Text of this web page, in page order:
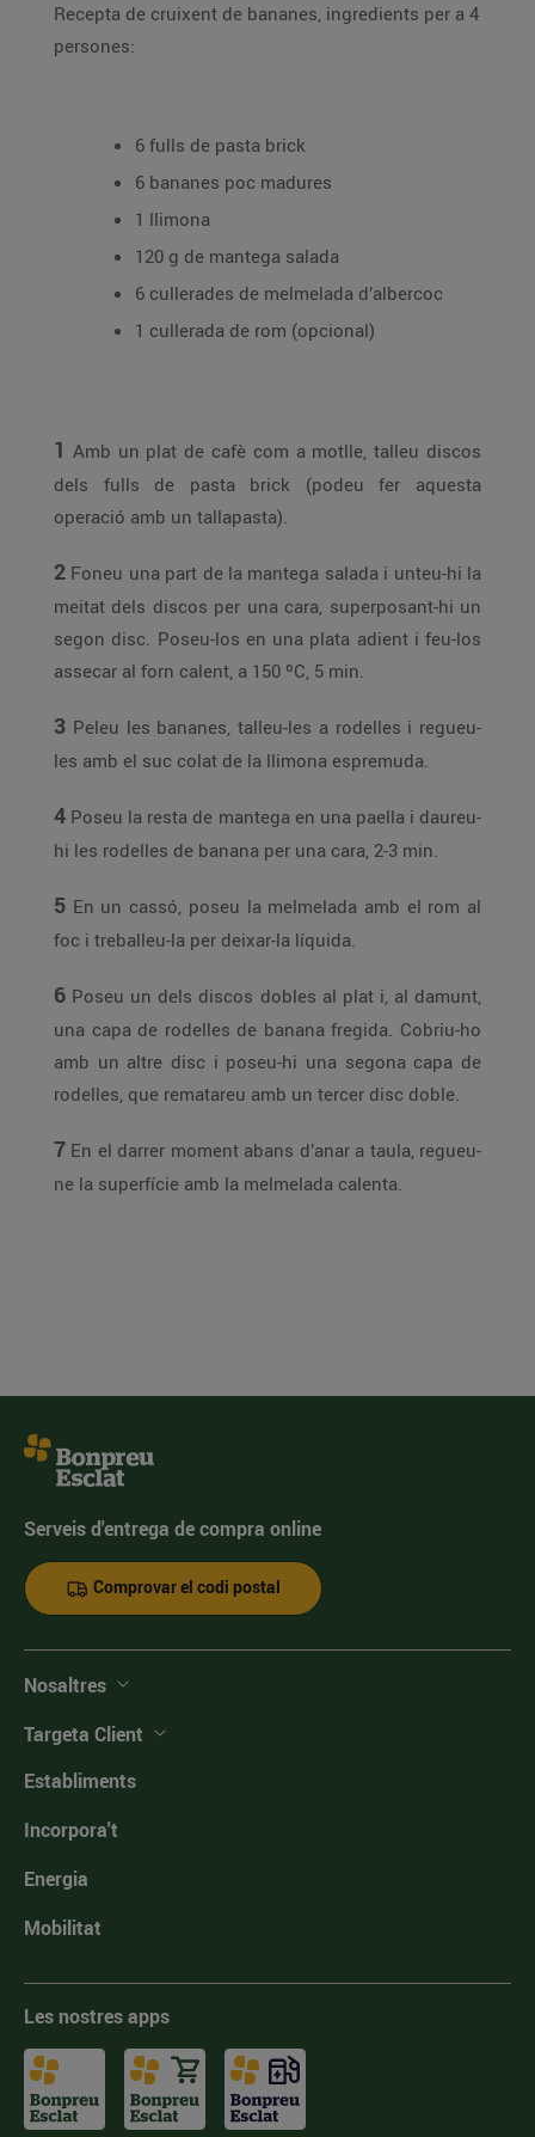
Recepta de cruixent de bananes, ingredients per a 4
persones:
6 fulls de pasta brick
6 bananes poc madures
1 llimona
120 g de mantega salada
6 cullerades de melmelada d’albercoc
1 cullerada de rom (opcional)
1 Amb un plat de cafè com a motlle, talleu discos
dels fulls de pasta brick (podeu fer aquesta
operació amb un tallapasta).
2 Foneu una part de la mantega salada i unteu-hi la
meitat dels discos per una cara, superposant-hi un
segon disc. Poseu-los en una plata adient i feu-los
assecar al forn calent, a 150 ºC, 5 min.
3 Peleu les bananes, talleu-les a rodelles i regueu-
les amb el suc colat de la llimona espremuda.
4 Poseu la resta de mantega en una paella i daureu-
hi les rodelles de banana per una cara, 2-3 min.
5 En un cassó, poseu la melmelada amb el rom al
foc i treballeu-la per deixar-la líquida.
6 Poseu un dels discos dobles al plat i, al damunt,
una capa de rodelles de banana fregida. Cobriu-ho
amb un altre disc i poseu-hi una segona capa de
rodelles, que rematareu amb un tercer disc doble.
7 En el darrer moment abans d’anar a taula, regueu-
ne la superfície amb la melmelada calenta.
Serveis d'entrega de compra online
Comprovar el codi postal
Nosaltres
Targeta Client
Establiments
Incorpora't
Energia
Mobilitat
Les nostres apps